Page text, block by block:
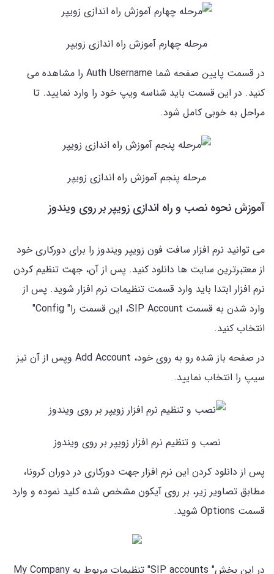
مرحله چهارم آموزش راه اندازی زویپر
در قسمت پایین صفحه شما Auth Username را مشاهده می
کنید. در این قسمت باید شناسه ویپ خود را وارد نمایید. تا
مراحل به خوبی کامل شود.
مرحله پنجم آموزش راه اندازی زویپر
آموزش نحوه نصب و راه اندازی زویپر بر روی ویندوز
می توانید نرم افزار سافت فون زویپر ویندوز را برای دورکاری خود
از معتبرترین سایت ها دانلود کنید. پس از آن، جهت تنظیم کردن
نرم افزار ابتدا باید وارد قسمت تنظیمات نرم افزار شوید. پس از
وارد شدن به قسمت SIP Account، این قسمت را" Config"
انتخاب کنید.
در صفحه باز شده رو به روی خود، Add Account وپس از آن نیز
سیپ را انتخاب نمایید.
نصب و تنظیم نرم افزار زویپر بر روی ویندوز
پس از دانلود کردن این نرم افزار جهت دورکاری در دوران کرونا،
مطابق تصاویر زیر، بر روی آیکون مشخص شده کلید نموده و وارد
قسمت Options شوید.
در این بخش" SIP accounts" تنظیمات مربوط به My Company